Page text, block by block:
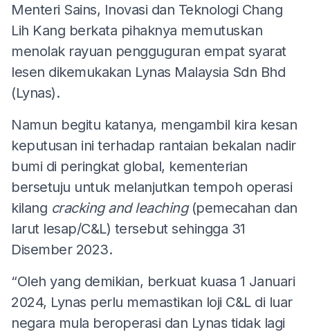
Menteri Sains, Inovasi dan Teknologi Chang
Lih Kang berkata pihaknya memutuskan
menolak rayuan pengguguran empat syarat
lesen dikemukakan Lynas Malaysia Sdn Bhd
(Lynas).
Namun begitu katanya, mengambil kira kesan
keputusan ini terhadap rantaian bekalan nadir
bumi di peringkat global, kementerian
bersetuju untuk melanjutkan tempoh operasi
kilang cracking and leaching(pemecahan dan
larut lesap/C&L) tersebut sehingga 31
Disember 2023.
“Oleh yang demikian, berkuat kuasa 1 Januari
2024, Lynas perlu memastikan loji C&L di luar
negara mula beroperasi dan Lynas tidak lagi